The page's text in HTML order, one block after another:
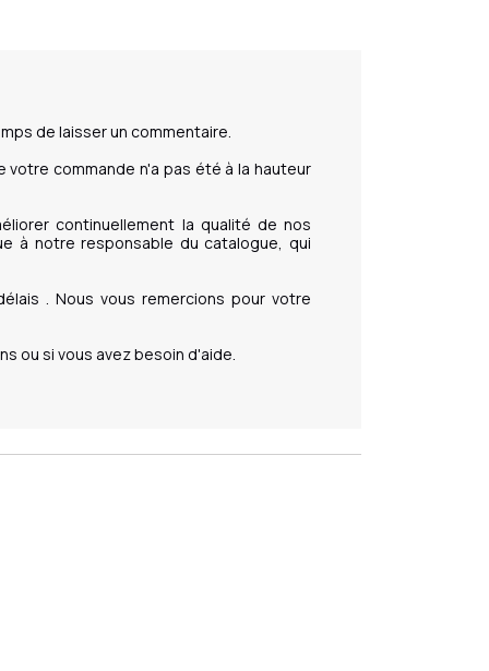
de laisser un commentaire.
commande n'a pas été à la hauteur
continuellement la qualité de nos
à notre responsable du catalogue, qui
. Nous vous remercions pour votre
ou si vous avez besoin d'aide.